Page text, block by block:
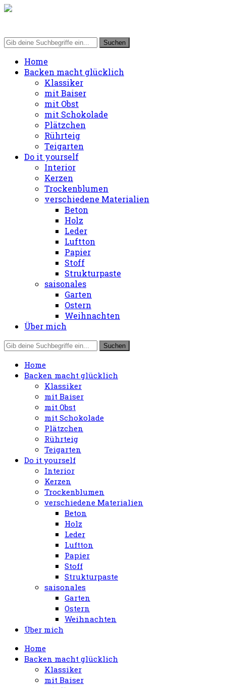
Home
Backen macht glücklich
Klassiker
mit Baiser
mit Obst
mit Schokolade
Plätzchen
Rührteig
Teigarten
Do it yourself
Interior
Kerzen
Trockenblumen
verschiedene Materialien
Beton
Holz
Leder
Luftton
Papier
Stoff
Strukturpaste
saisonales
Garten
Ostern
Weihnachten
Über mich
Home
Backen macht glücklich
Klassiker
mit Baiser
mit Obst
mit Schokolade
Plätzchen
Rührteig
Teigarten
Do it yourself
Interior
Kerzen
Trockenblumen
verschiedene Materialien
Beton
Holz
Leder
Luftton
Papier
Stoff
Strukturpaste
saisonales
Garten
Ostern
Weihnachten
Über mich
Home
Backen macht glücklich
Klassiker
mit Baiser